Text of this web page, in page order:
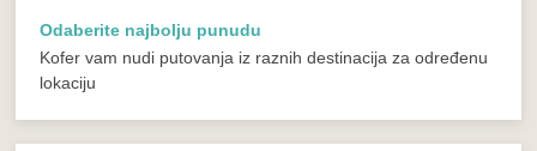
Odaberite najbolju punudu
Kofer vam nudi putovanja iz raznih destinacija za određenu
lokaciju